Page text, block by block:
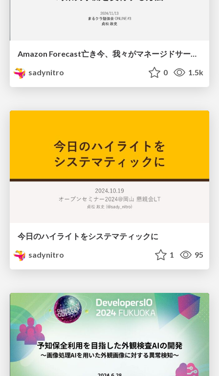
Amazon Forecast亡き今、我々がマネージドサービスに頼らず時系列予測を実行する方法
sadynitro
0 1.5k
今日のハイライトをシステマティックに
sadynitro
1 95